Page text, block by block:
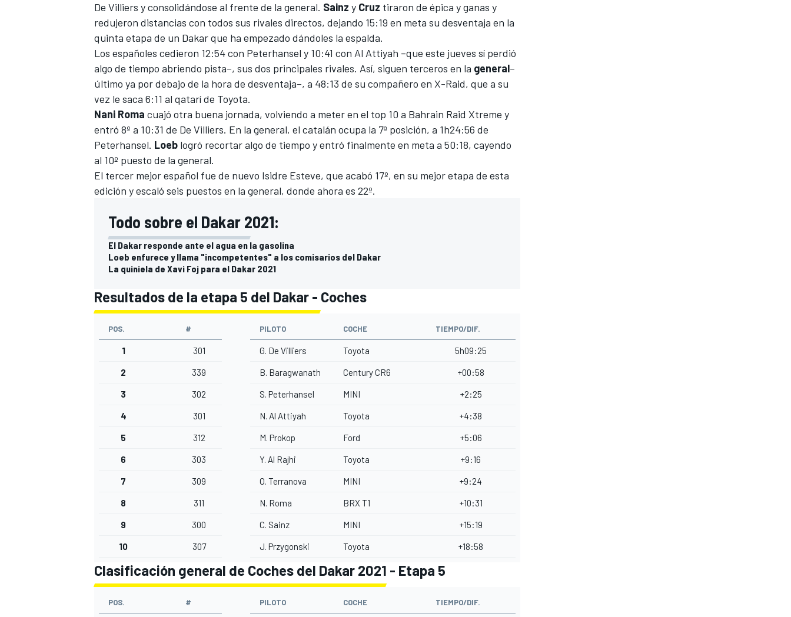
De Villiers y consolidándose al frente de la general. Sainz y Cruz tiraron de épica y ganas y
redujeron distancias con todos sus rivales directos, dejando 15:19 en meta su desventaja en la
quinta etapa de un Dakar que ha empezado dándoles la espalda.
Los españoles cedieron 12:54 con Peterhansel y 10:41 con Al Attiyah –que este jueves sí perdió
algo de tiempo abriendo pista–, sus dos principales rivales. Así, siguen terceros en la general–
último ya por debajo de la hora de desventaja–, a 48:13 de su compañero en X-Raid, que a su
vez le saca 6:11 al qatarí de Toyota.
Nani Roma cuajó otra buena jornada, volviendo a meter en el top 10 a Bahrain Raid Xtreme y
entró 8º a 10:31 de De Villiers. En la general, el catalán ocupa la 7ª posición, a 1h24:56 de
Peterhansel. Loeb logró recortar algo de tiempo y entró finalmente en meta a 50:18, cayendo
al 10º puesto de la general.
El tercer mejor español fue de nuevo Isidre Esteve, que acabó 17º, en su mejor etapa de esta
edición y escaló seis puestos en la general, donde ahora es 22º.
Todo sobre el Dakar 2021:
El Dakar responde ante el agua en la gasolina
Loeb enfurece y llama "incompetentes" a los comisarios del Dakar
La quiniela de Xavi Foj para el Dakar 2021
Resultados de la etapa 5 del Dakar - Coches
POS. # PILOTO COCHE TIEMPO/DIF.
1 301 G. De Villiers Toyota 5h09:25
2 339 B. Baragwanath Century CR6 +00:58
3 302 S. Peterhansel MINI +2:25
4 301 N. Al Attiyah Toyota +4:38
5 312 M. Prokop Ford +5:06
6 303 Y. Al Rajhi Toyota +9:16
7 309 O. Terranova MINI +9:24
8 311 N. Roma BRX T1 +10:31
9 300 C. Sainz MINI +15:19
10 307 J. Przygonski Toyota +18:58
Clasificación general de Coches del Dakar 2021 - Etapa 5
POS. # PILOTO COCHE TIEMPO/DIF.